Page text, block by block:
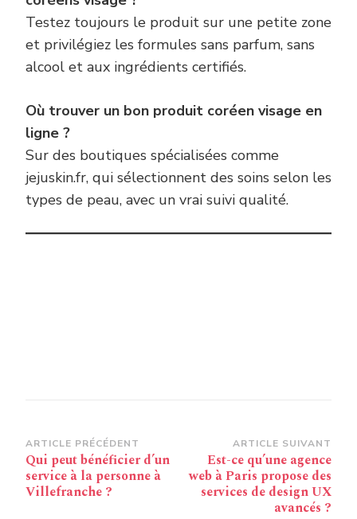
Testez toujours le produit sur une petite zone
et privilégiez les formules sans parfum, sans
alcool et aux ingrédients certifiés.
Où trouver un bon produit coréen visage en
ligne ?
Sur des boutiques spécialisées comme
jejuskin.fr, qui sélectionnent des soins selon les
types de peau, avec un vrai suivi qualité.
Navigation
d’article
ARTICLE PRÉCÉDENT
Qui peut bénéficier d’un
service à la personne à
Villefranche ?
ARTICLE SUIVANT
Est-ce qu’une agence
web à Paris propose des
services de design UX
avancés ?